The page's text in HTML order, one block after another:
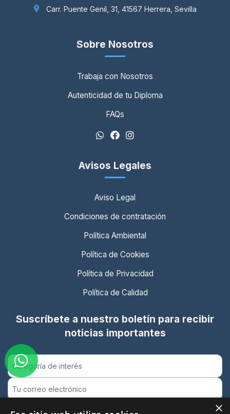
Carr. Puente Genil, 31, 41567 Herrera, Sevilla
Sobre Nosotros
Trabaja con Nosotros
Autenticidad de tu Diploma
FAQs
Avisos Legales
Aviso Legal
Condiciones de contratación
Política Ambiental
Política de Cookies
Política de Privacidad
Política de Calidad
Suscríbete a nuestro boletín para recibir
noticias importantes
×